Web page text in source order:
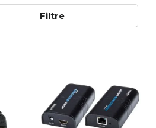
Filtre